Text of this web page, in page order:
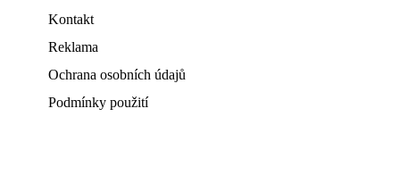
Kontakt
Reklama
Ochrana osobních údajů
Podmínky použití